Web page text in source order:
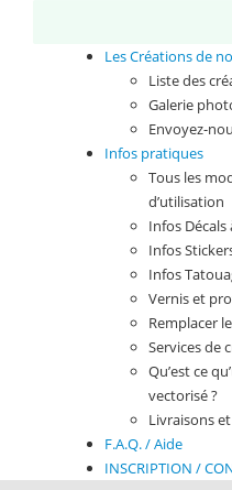
Les Créations de
Liste des
Galerie
Envoyez-
Infos pratiques
Tous les
d’utilisation
Infos Décals
Infos
Infos
Vernis et
Remplacer
Services de
Qu’est ce
vectorisé ?
Livraisons
F.A.Q. / Aide
INSCRIPTION /